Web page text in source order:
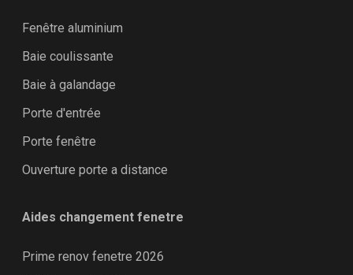
Fenêtre aluminium
Baie coulissante
Baie à galandage
Porte d'entrée
Porte fenêtre
Ouverture porte a distance
Aides changement fenetre
Prime renov fenetre 2026